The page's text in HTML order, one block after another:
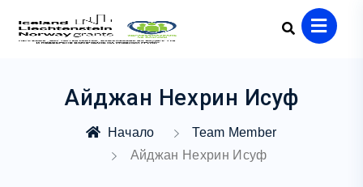
Айджан Нехрин Исуф
Начало
Team Member
Айджан Нехрин Исуф